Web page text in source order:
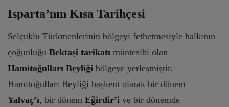
Isparta’nın Kısa Tarihçesi
Selçuklu Türkmenlerinin bölgeyi fethetmesiyle halkının
çoğunluğu Bektaşî tarikatı müntesibi olan
Hamitoğulları Beyliği bölgeye yerleşmiştir.
Hamitoğulları Beyliği başkent olarak bir dönem
Yalvaç’ı, bir dönem Eğirdir’i ve bir dönemde